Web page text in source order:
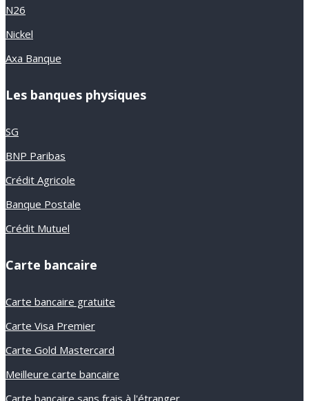
N26
Nickel
Axa Banque
Les banques physiques
SG
BNP Paribas
Crédit Agricole
Banque Postale
Crédit Mutuel
Carte bancaire
Carte bancaire gratuite
Carte Visa Premier
Carte Gold Mastercard
Meilleure carte bancaire
Carte bancaire sans frais à l'étranger